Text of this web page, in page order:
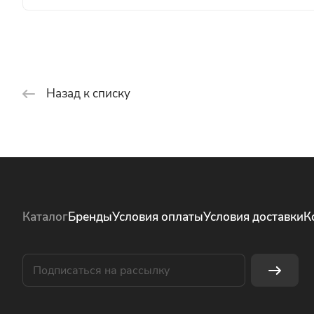
Назад к списку
КаталогБрендыУсловия оплатыУсловия доставки